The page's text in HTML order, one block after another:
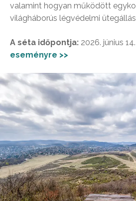
valamint hogyan működött
világháborús légvédelmi
A séta időpontja: 2026. június 14.
eseményre >>